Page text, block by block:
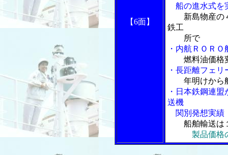
【6面】
船の進水式を
新島物産の
鉄工
所で
・内航ＲＯＲ
燃料油価格
・長距離フェ
年明けから
・日本鉄鋼連
送機
関別発想実績
船舶輸送は
製品価格